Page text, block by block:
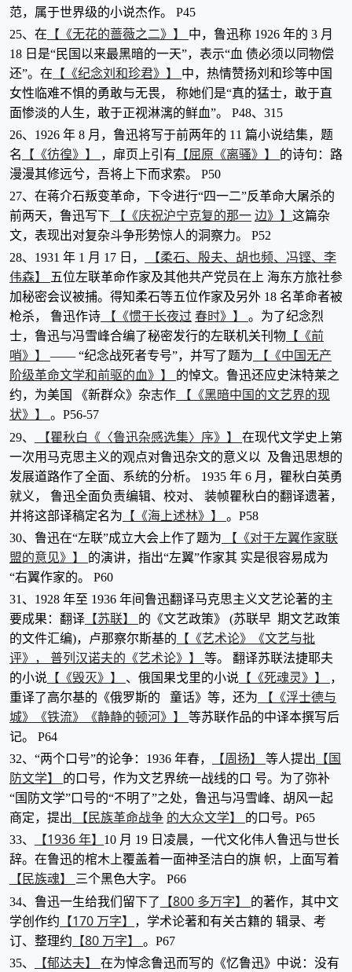
范，属于世界级的小说杰作。 P45
25、在
【《无花的蔷薇之二》】
中，鲁迅称 1926 年的 3 月
18 日是“民国以来最黑暗的一天”，表示“血 债必须以同物偿
还”。在
【《纪念刘和珍君》】
中，热情赞扬刘和珍等中国
女性临难不惧的勇敢与无畏， 称她们是“真的猛士，敢于直
面惨淡的人生，敢于正视淋漓的鲜血”。 P48、315
26、1926 年 8 月，鲁迅将写于前两年的 11 篇小说结集，题
名
【《彷徨》】 ，扉页上引有 【屈原《离骚》】
的诗句：路
漫漫其修远兮，吾将上下而求索。 P50
27、在蒋介石叛变革命，下令进行“四一二”反革命大屠杀的
前两天，鲁迅写下
【《庆祝沪宁克复的那一边》】 这篇杂
文，表现出对复杂斗争形势惊人的洞察力。 P52
28、1931 年 1 月 17 日，
【柔石、殷夫、胡也频、冯铿、李
伟森】
五位左联革命作家及其他共产党员在上 海东方旅社参
加秘密会议被捕。得知柔石等五位作家及另外 18 名革命者被
枪杀， 鲁迅作诗
【《惯于长夜过春时》】
。为了纪念烈
士，鲁迅与冯雪峰合编了秘密发行的左联机关刊物 【《前
哨》】
—— “纪念战死者专号”，并写了题为
【《中国无产
阶级革命文学和前驱的血》】
的悼文。鲁迅还应史沫特莱之
约，为美国 《新群众》杂志作
【《黑暗中国的文艺界的现
状》】
。P56-57
29、
【瞿秋白《〈鲁迅杂感选集〉序》】
在现代文学史上第
一次用马克思主义的观点对鲁迅杂文的意义以 及鲁迅思想的
发展道路作了全面、系统的分析。 1935 年 6 月，瞿秋白英勇
就义， 鲁迅全面负责编辑、校对、 装帧瞿秋白的翻译遗著，
并将这部译稿定名为
【《海上述林》】
。P58
30、鲁迅在“左联”成立大会上作了题为
【《对于左翼作家联
盟的意见》】
的演讲，指出“左翼”作家其 实是很容易成为
“右翼作家的。 P60
31、1928 年至 1936 年间鲁迅翻译马克思主义文艺论著的主
要成果：翻译 【苏联】
的《文艺政策》 (苏联早 期文艺政策
的文件汇编)，卢那察尔斯基的
【《艺术论》《文艺与批
评》， 普列汉诺夫的《艺术论》】
等。 翻译苏联法捷耶夫
的小说 【《毁灭》】 、俄国果戈里的小说 【《死魂灵》】
，
重译了高尔基的《俄罗斯的 童话》等，还为
【《浮士德与
城》《铁流》《静静的顿河》】
等苏联作品的中译本撰写后
记。 P64
32、“两个口号”的论争：1936 年春，
【周扬】 等人提出
【国
防文学】
的口号，作为文艺界统一战线的口 号。为了弥补
“国防文学”口号的“不明了”之处，鲁迅与冯雪峰、胡风一起
商定，提出
【民族革命战争 的大众文学】
的口号。P65
33、
【1936 年】
10 月 19 日凌晨，一代文化伟人鲁迅与世长
辞。在鲁迅的棺木上覆盖着一面神圣洁白的旗 帜，上面写着
【民族魂】
三个黑色大字。 P66
34、鲁迅一生给我们留下了
【800 多万字】
的著作，其中文
学创作约
【170 万字】
，学术论著和有关古籍的 辑录、考
订、整理约
【80 万字】
。P67
35、
【郁达夫】
在为悼念鲁迅而写的《忆鲁迅》中说：没有